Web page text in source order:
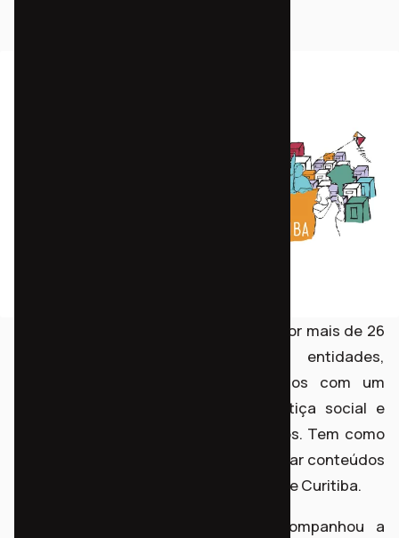
A Frente Mobiliza Curitiba é formada por mais de 26
movimentos sociais, sindicatos, entidades,
coletivos e cidadãos, comprometidos com um
projeto de cidade que promova justiça social e
igualdade de acesso a bens e serviços. Tem como
objetivo acompanhar, propor e monitorar conteúdos
e processos relativos ao Plano Diretor de Curitiba.
O Instituto Democracia Popular acompanhou a